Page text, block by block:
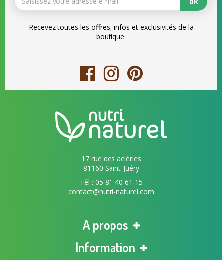
Recevez toutes les offres, infos et exclusivités de la
boutique.
17 rue des aciéries
81160 Saint-Juéry
Tél : 05 81 40 61 15
contact@nutri-naturel.com
A propos
Information